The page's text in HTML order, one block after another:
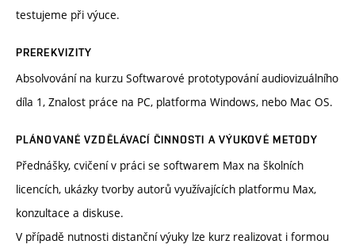
testujeme při výuce.
PREREKVIZITY
Absolvování na kurzu Softwarové prototypování audiovizuálního
díla 1, Znalost práce na PC, platforma Windows, nebo Mac OS.
PLÁNOVANÉ VZDĚLÁVACÍ ČINNOSTI A VÝUKOVÉ METODY
Přednášky, cvičení v práci se softwarem Max na školních
licencích, ukázky tvorby autorů využívajících platformu Max,
konzultace a diskuse.
V případě nutnosti distanční výuky lze kurz realizovat i formou